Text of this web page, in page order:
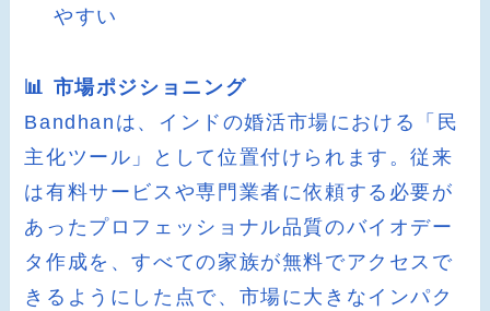
やすい
📊 市場ポジショニング
Bandhanは、インドの婚活市場における「民
主化ツール」として位置付けられます。従来
は有料サービスや専門業者に依頼する必要が
あったプロフェッショナル品質のバイオデー
タ作成を、すべての家族が無料でアクセスで
きるようにした点で、市場に大きなインパク